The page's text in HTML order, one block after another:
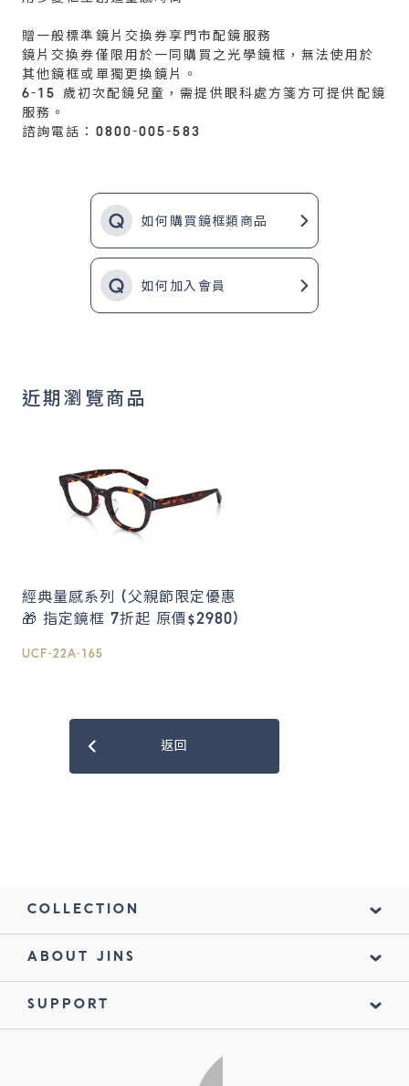
贈一般標準鏡片交換券享門市配鏡服務
鏡片交換券僅限用於一同購買之光學鏡框，無法使用於
其他鏡框或單獨更換鏡片。
6-15 歲初次配鏡兒童，需提供眼科處方箋方可提供配鏡
服務。
諮詢電話：0800-005-583
如何購買鏡框類商品
如何加入會員
近期瀏覽商品
經典量感系列 (父親節限定優惠
🎁 指定鏡框 7折起 原價$2980)
UCF-22A-165
返回
COLLECTION
ABOUT JINS
SUPPORT